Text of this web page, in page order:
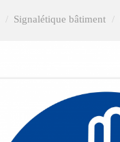
Signalétique bâtiment